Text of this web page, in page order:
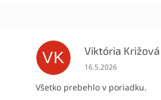
VK Viktória Križová
Hodnotenie
16.5.2026
Všetko prebehlo v poriadku.